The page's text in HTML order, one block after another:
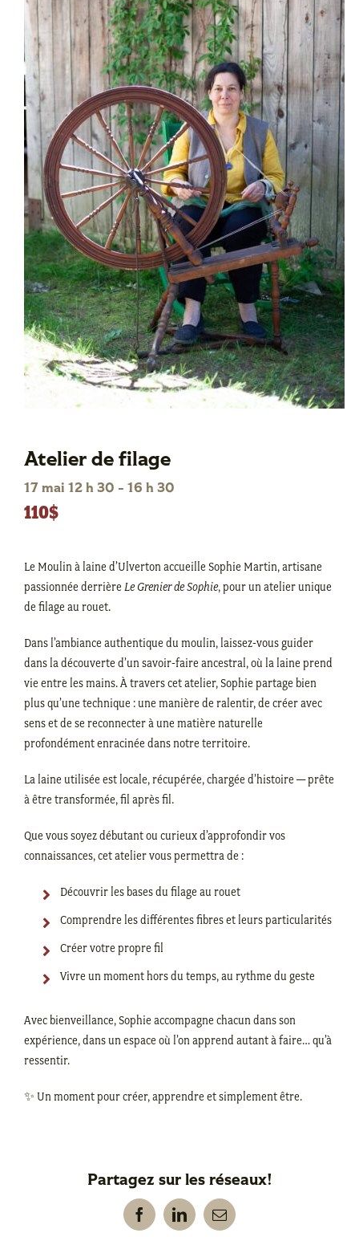
Atelier de filage
17 mai 12 h 30 - 16 h 30
110$
Le Moulin à laine d’Ulverton accueille Sophie Martin, artisane
passionnée derrière Le Grenier de Sophie, pour un atelier unique
de filage au rouet.
Dans l’ambiance authentique du moulin, laissez-vous guider
dans la découverte d’un savoir-faire ancestral, où la laine prend
vie entre les mains. À travers cet atelier, Sophie partage bien
plus qu’une technique : une manière de ralentir, de créer avec
sens et de se reconnecter à une matière naturelle
profondément enracinée dans notre territoire.
La laine utilisée est locale, récupérée, chargée d’histoire — prête
à être transformée, fil après fil.
Que vous soyez débutant ou curieux d’approfondir vos
connaissances, cet atelier vous permettra de :
Découvrir les bases du filage au rouet
Comprendre les différentes fibres et leurs particularités
Créer votre propre fil
Vivre un moment hors du temps, au rythme du geste
Avec bienveillance, Sophie accompagne chacun dans son
expérience, dans un espace où l’on apprend autant à faire… qu’à
ressentir.
✨ Un moment pour créer, apprendre et simplement être.
Partagez sur les réseaux!
FacebookLinkedInEmail